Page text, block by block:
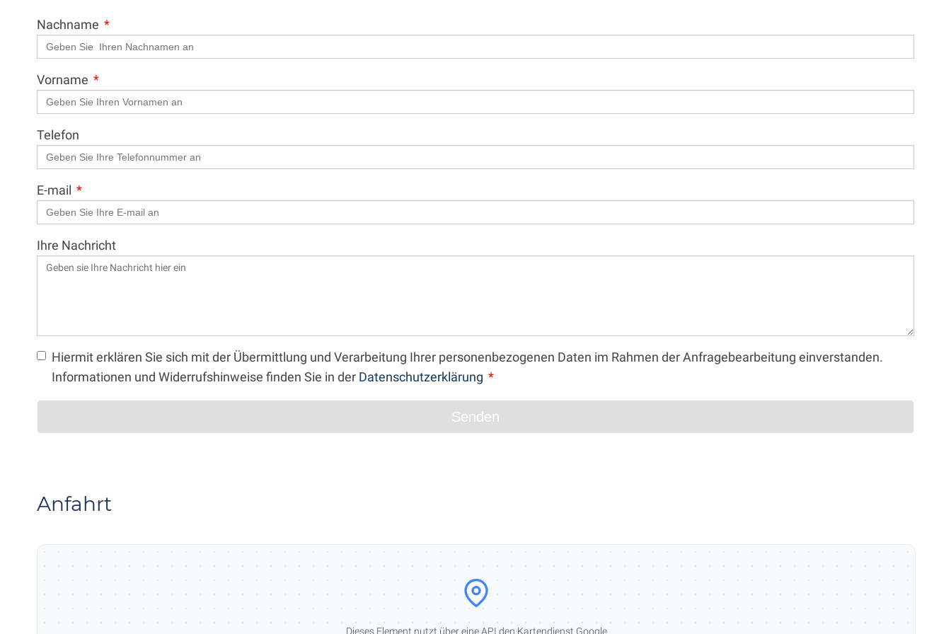
Nachname
Vorname
Telefon
E-mail
Ihre Nachricht
Hiermit erklären Sie sich mit der Übermittlung und Verarbeitung Ihrer personenbezogenen Daten im Rahmen der Anfragebearbeitung einverstanden.
Informationen und Widerrufshinweise finden Sie in der Datenschutzerklärung
Senden
Anfahrt
Dieses Element nutzt über eine API den Kartendienst Google